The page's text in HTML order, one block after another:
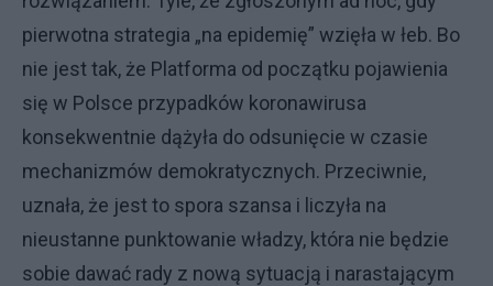
pierwotna strategia „na epidemię” wzięła w łeb. Bo
nie jest tak, że Platforma od początku pojawienia
się w Polsce przypadków koronawirusa
konsekwentnie dążyła do odsunięcie w czasie
mechanizmów demokratycznych. Przeciwnie,
uznała, że jest to spora szansa i liczyła na
nieustanne punktowanie władzy, która nie będzie
sobie dawać rady z nową sytuacją i narastającym